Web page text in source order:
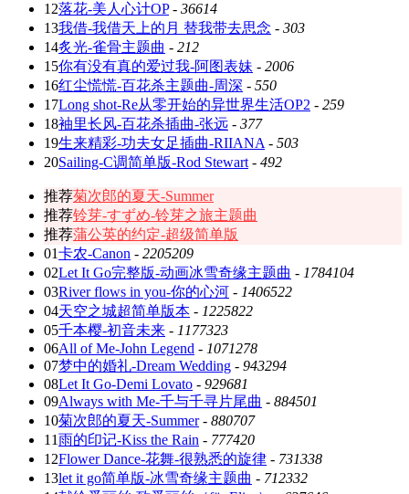
12落花-美人心计OP- 36614
13我借-我借天上的月 替我带去思念 - 303
14炙光-雀骨主题曲 - 212
15你有没有真的爱过我-阿图表妹 - 2006
16红尘慌慌-百花杀主题曲-周深 - 550
17Long shot-Re从零开始的异世界生活OP2 - 259
18袖里长风-百花杀插曲-张远 - 377
19生来精彩-功夫女足插曲-RIIANA - 503
20Sailing-C调简单版-Rod Stewart - 492
推荐菊次郎的夏天-Summer
推荐铃芽-すずめ-铃芽之旅主题曲
推荐蒲公英的约定-超级简单版
01卡农-Canon - 2205209
02Let It Go完整版-动画冰雪奇缘主题曲 - 1784104
03River flows in you-你的心河 - 1406522
04天空之城超简单版本 - 1225822
05千本樱-初音未来 - 1177323
06All of Me-John Legend - 1071278
07梦中的婚礼-Dream Wedding - 943294
08Let It Go-Demi Lovato - 929681
09Always with Me-千与千寻片尾曲 - 884501
10菊次郎的夏天-Summer- 880707
11雨的印记-Kiss the Rain - 777420
12Flower Dance-花舞-很熟悉的旋律 - 731338
13let it go简单版-冰雪奇缘主题曲 - 712332